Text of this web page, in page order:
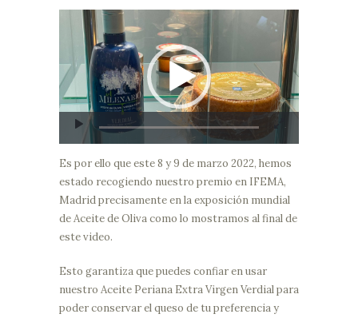
Reproductor
vídeo
Es por ello que este 8 y 9 de marzo 2022, hemos
estado recogiendo nuestro premio en IFEMA,
Madrid precisamente en la exposición mundial
de Aceite de Oliva como lo mostramos al final de
este video.
Esto garantiza que puedes confiar en usar
nuestro Aceite Periana Extra Virgen Verdial para
poder conservar el queso de tu preferencia y